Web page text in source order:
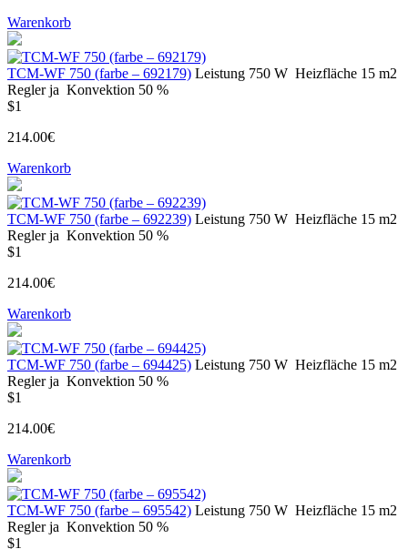
Warenkorb
ТСМ-WF 750 (farbe – 692179) Leistung 750 W Heizfläche 15 m2
Regler ja Konvektion 50 %
$1
214.00€
Warenkorb
ТСМ-WF 750 (farbe – 692239) Leistung 750 W Heizfläche 15 m2
Regler ja Konvektion 50 %
$1
214.00€
Warenkorb
ТСМ-WF 750 (farbe – 694425) Leistung 750 W Heizfläche 15 m2
Regler ja Konvektion 50 %
$1
214.00€
Warenkorb
ТСМ-WF 750 (farbe – 695542) Leistung 750 W Heizfläche 15 m2
Regler ja Konvektion 50 %
$1